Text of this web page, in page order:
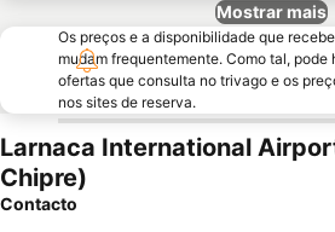
Mostrar mais
Os preços e a disponibilidade que
mudam frequentemente. Como tal,
ofertas que consulta no trivago e os
nos sites de reserva.
Larnaca International
Chipre)
Contacto